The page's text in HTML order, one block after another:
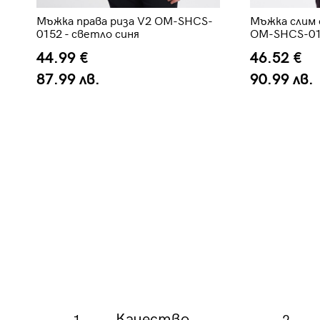
Мъжка права риза V2 OM-SHCS-
0152 - светло синя
44.99 €
87.99 лв.
Мъжка слим
OM-SHCS-
46.52 €
90.99 лв.